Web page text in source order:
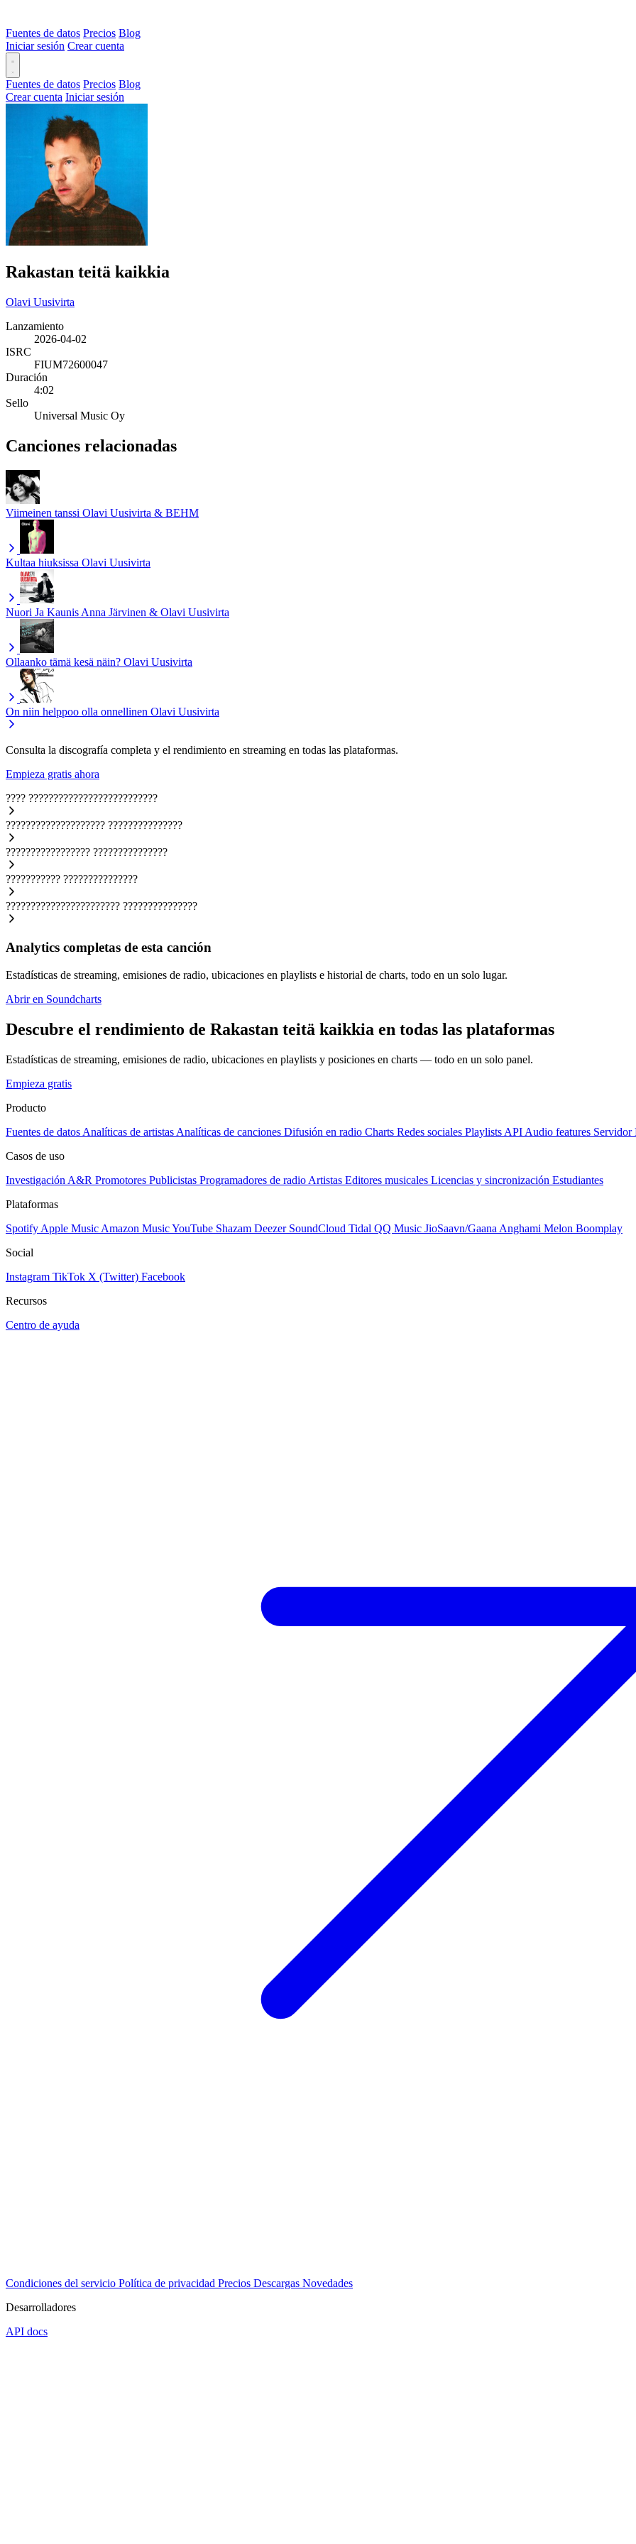
Fuentes de datos Precios Blog
Iniciar sesión Crear cuenta
Fuentes de datos Precios Blog
Crear cuenta Iniciar sesión
Rakastan teitä kaikkia
Olavi Uusivirta
Lanzamiento
2026-04-02
ISRC
FIUM72600047
Duración
4:02
Sello
Universal Music Oy
Canciones relacionadas
Viimeinen tanssi Olavi Uusivirta & BEHM
Kultaa hiuksissa Olavi Uusivirta
Nuori Ja Kaunis Anna Järvinen & Olavi Uusivirta
Ollaanko tämä kesä näin? Olavi Uusivirta
On niin helppoo olla onnellinen Olavi Uusivirta
Consulta la discografía completa y el rendimiento en streaming en todas las plataformas.
Empieza gratis ahora
???? ??????????????????????????
???????????????????? ???????????????
????????????????? ???????????????
??????????? ???????????????
??????????????????????? ???????????????
Analytics completas de esta canción
Estadísticas de streaming, emisiones de radio, ubicaciones en playlists e historial de charts, todo en un solo lugar.
Abrir en Soundcharts
Descubre el rendimiento de Rakastan teitä kaikkia en todas las plataformas
Estadísticas de streaming, emisiones de radio, ubicaciones en playlists y posiciones en charts — todo en un solo panel.
Empieza gratis
Producto
Fuentes de datos Analíticas de artistas Analíticas de canciones Difusión en radio Charts Redes sociales Playlists API Audio features Servidor
Casos de uso
Investigación A&R Promotores Publicistas Programadores de radio Artistas Editores musicales Licencias y sincronización Estudiantes
Plataformas
Spotify Apple Music Amazon MusicYouTube Shazam Deezer SoundCloud Tidal QQ Music JioSaavn/Gaana Anghami Melon Boomplay
Social
Instagram TikTok X (Twitter) Facebook
Recursos
Centro de ayuda
Condiciones del servicio Política de privacidad Precios Descargas Novedades
Desarrolladores
API docs